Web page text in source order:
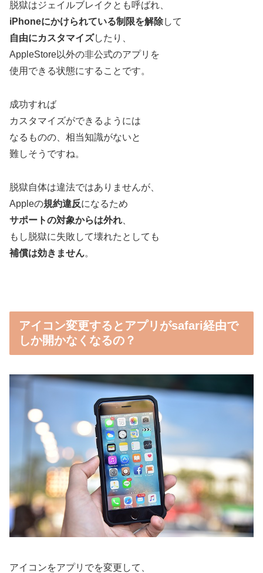
脱獄はジェイルブレイクとも呼ばれ、
iPhoneにかけられている制限を解除して
自由にカスタマイズしたり、
AppleStore以外の非公式のアプリを
使用できる状態にすることです。
成功すれば
カスタマイズができるようには
なるものの、相当知識がないと
難しそうですね。
脱獄自体は違法ではありませんが、
Appleの規約違反になるため
サポートの対象からは外れ
もし脱獄に失敗して壊れたとしても
補償は効きません。
アイコン変更するとアプリがsafari経由で
しか開かなくなるの？
アイコンをアプリでを変更して、